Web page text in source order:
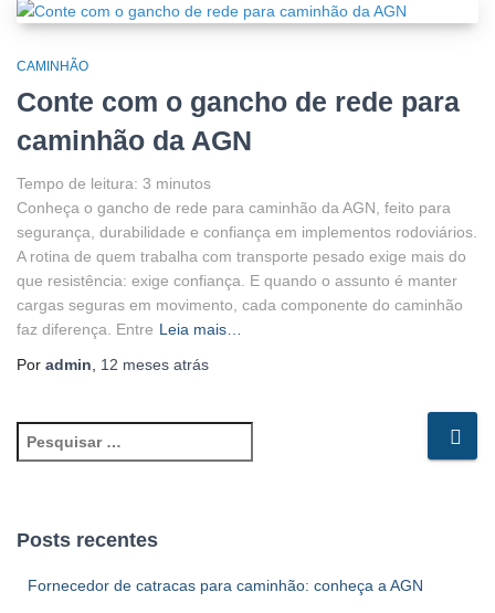
CAMINHÃO
Conte com o gancho de rede para
caminhão da AGN
Tempo de leitura: 3 minutos
Conheça o gancho de rede para caminhão da AGN, feito para
segurança, durabilidade e confiança em implementos rodoviários.
A rotina de quem trabalha com transporte pesado exige mais do
que resistência: exige confiança. E quando o assunto é manter
cargas seguras em movimento, cada componente do caminhão
faz diferença. Entre Leia mais…
Por admin, 12 meses atrás
e
u
Posts recentes
Fornecedor de catracas para caminhão: conheça a AGN